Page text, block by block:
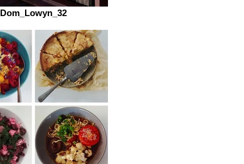
Dom_Lowyn_32